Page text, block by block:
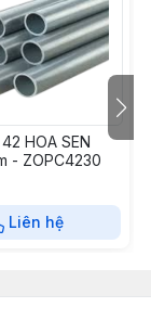
HOA SEN
- ZOPC4230
Liên hệ